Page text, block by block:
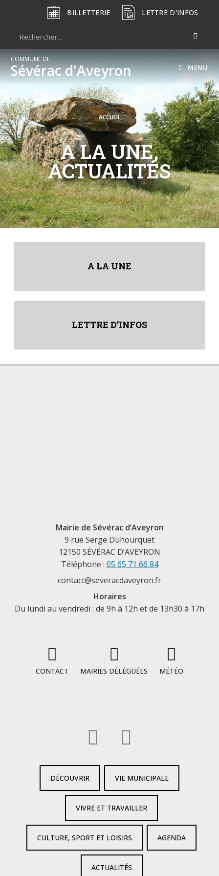
BILLETTERIE LETTRE D'INFOS
COMMUNE DE
Sévérac d'Aveyron MENU
ACCUEIL
A LA UNE,
ACTUALITÉS
A LA UNE
LETTRE D’INFOS
Mairie de Sévérac d’Aveyron
9 rue Serge Duhourquet
12150 SÉVÉRAC D’AVEYRON
Téléphone : 05 65 71 66 84
contact@severacdaveyron.fr
Horaires
Du lundi au vendredi : de 9h à 12h et de 13h30 à 17h
CONTACT MAIRIES DÉLÉGUÉES MÉTÉO
DÉCOUVRIR VIE MUNICIPALE
VIVRE ET TRAVAILLER
CULTURE, SPORT ET LOISIRS AGENDA
ACTUALITÉS